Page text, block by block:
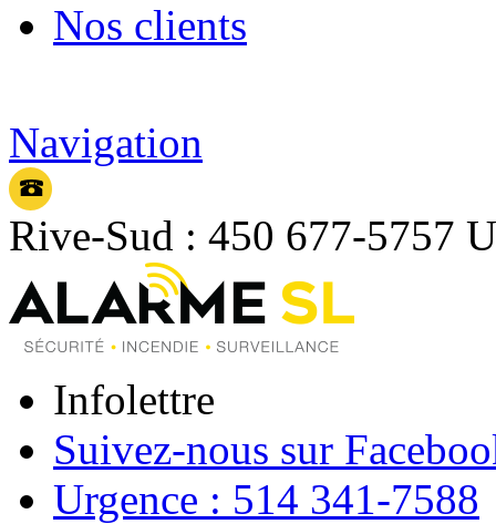
Nos clients
Navigation
Rive-Sud : 450 677-5757
Infolettre
Suivez-nous sur
Urgence : 514 341-7588